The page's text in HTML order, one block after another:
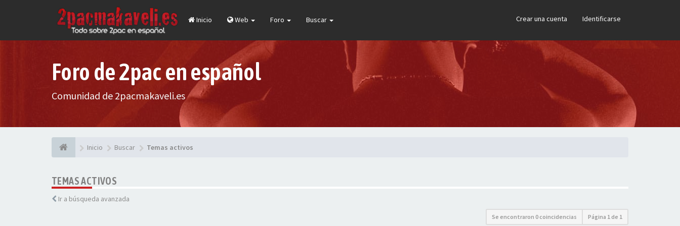
Inicio Web Foro Buscar Crear una cuenta Identificarse
Foro de 2pac en español
Comunidad de 2pacmakaveli.es
Inicio Buscar Temas activos
TEMAS ACTIVOS
Ir a búsqueda avanzada
Se encontraron 0 coincidencias Página 1 de 1